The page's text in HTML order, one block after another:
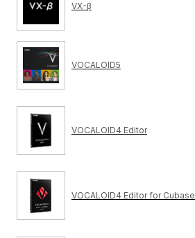
VX-β
VOCALOID5
VOCALOID4 Editor
VOCALOID4 Editor for Cubase